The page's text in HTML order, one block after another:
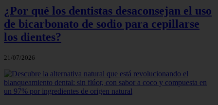
¿Por qué los dentistas desaconsejan el uso
de bicarbonato de sodio para cepillarse
los dientes?
21/07/2026